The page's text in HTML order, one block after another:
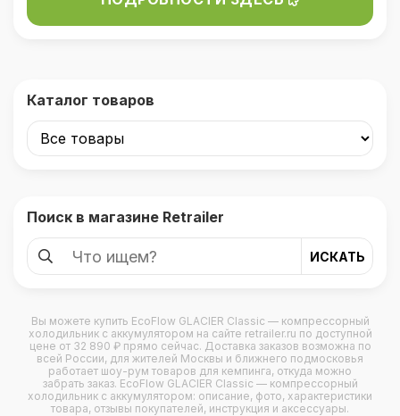
делают эту серию интересным вариантом
для тех, кто хочет получить "домашний"
ближайшего магазина.
Каталог товаров
Поиск в магазине Retrailer
Вы можете купить EcoFlow GLACIER Classic — компрессорный
холодильник с аккумулятором на сайте retrailer.ru по доступной
цене от 32 890 ₽ прямо сейчас. Доставка заказов возможна по
всей России, для жителей Москвы и ближнего подмосковья
работает шоу-рум товаров для кемпинга, откуда можно
забрать заказ. EcoFlow GLACIER Classic — компрессорный
холодильник с аккумулятором: описание, фото, характеристики
товара, отзывы покупателей, инструкция и аксессуары.